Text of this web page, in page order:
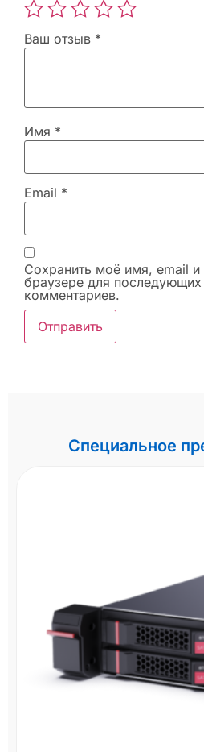
Ваш отзыв *
Имя *
Email *
Сохранить моё имя, email и
браузере для
комментариев.
Специальное